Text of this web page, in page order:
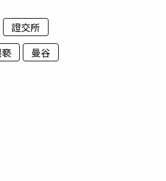
證交所
曼谷